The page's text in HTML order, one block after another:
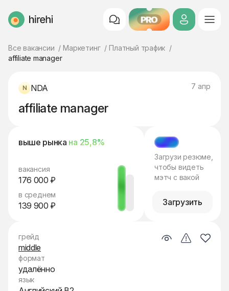
HireHi PRO
Все вакансии Маркетинг
Платный трафик
affiliate manager
NDA 7 апр
affiliate manager
выше рынка на 25,8%
вакансия
176 000 ₽
в среднем
139 900 ₽
МЭТЧ
Загрузи резюме,
чтобы видеть
мэтч с вакой
Загрузить
грейд
middle
формат
удалённо
язык